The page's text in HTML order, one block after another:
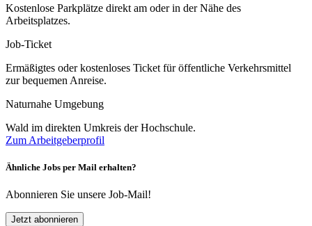
Kostenlose Parkplätze direkt am oder in der Nähe des
Arbeitsplatzes.
Job-Ticket
Ermäßigtes oder kostenloses Ticket für öffentliche Verkehrsmittel
zur bequemen Anreise.
Naturnahe Umgebung
Wald im direkten Umkreis der Hochschule.
Zum Arbeitgeberprofil
Ähnliche Jobs per Mail erhalten?
Abonnieren Sie unsere Job-Mail!
Jetzt abonnieren